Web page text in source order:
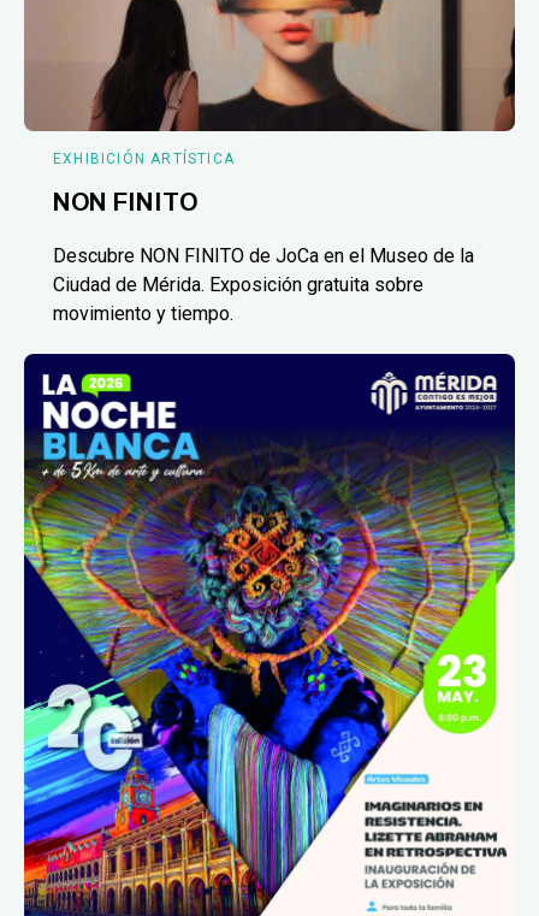
EXHIBICIÓN ARTÍSTICA
NON FINITO
Descubre NON FINITO de JoCa en el Museo de la
Ciudad de Mérida. Exposición gratuita sobre
movimiento y tiempo.